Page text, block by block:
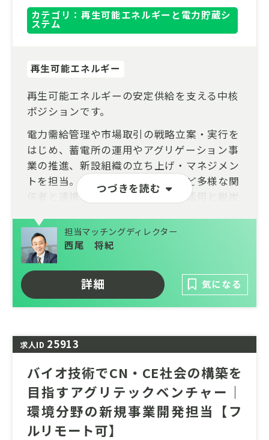
カテゴリ：再生可能エネルギーと電力貯蔵シ
ステム
つづきを読む
再生可能エネルギー
再生可能エネルギーの安定供給を支える中核
ポジションです。
電力需給管理や市場取引の戦略立案・実行を
はじめ、蓄電所の運用やアグリゲーション事
業の推進、新設組織の立ち上げ・マネジメン
トを担当。電力会社や行政機関など多様な関
係者と連携しながら、電力の有効活用と脱炭
大きな裁量のもと、新たな仕組みづくりや事
業成長をリードできる、挑戦機会の豊富な環
境です。
担当マッチングディレクター
西尾 将紀
詳細 気になる
求人ID 25913
バイオ技術でCN・CE社会の構築を
目指すアグリテックベンチャー｜
環境分野の新規事業開発担当【フ
ルリモート可】